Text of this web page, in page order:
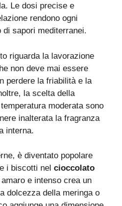
Le dosi precise e
rendono ogni
sapori mediterranei.
riguarda la lavorazione
non deve mai essere
perdere la friabilità e la
la scelta della
moderata sono
inalterata la fragranza
interna.
è diventato popolare
i biscotti nel cioccolato
e intenso crea un
dolcezza della meringa o